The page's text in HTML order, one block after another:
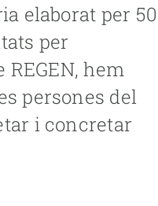
elaborat per 50
per
hem
persones del
i concretar